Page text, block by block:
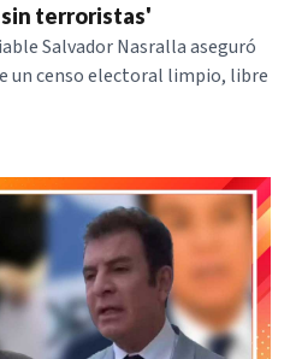
terroristas'
Salvador Nasralla aseguró
un censo electoral limpio, libre